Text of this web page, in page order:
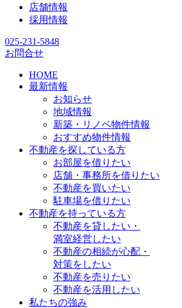
店舗情報
採用情報
025-231-5848
お問合せ
HOME
最新情報
お知らせ
地域情報
新築・リノベ物件情報
おすすめ物件情報
不動産を探している方
お部屋を借りたい
店舗・事務所を借りたい
不動産を買いたい
駐車場を借りたい
不動産を持っている方
不動産を貸したい・
満室経営したい
不動産の相続が心配・
対策をしたい
不動産を売りたい
不動産を活用したい
私たちの強み